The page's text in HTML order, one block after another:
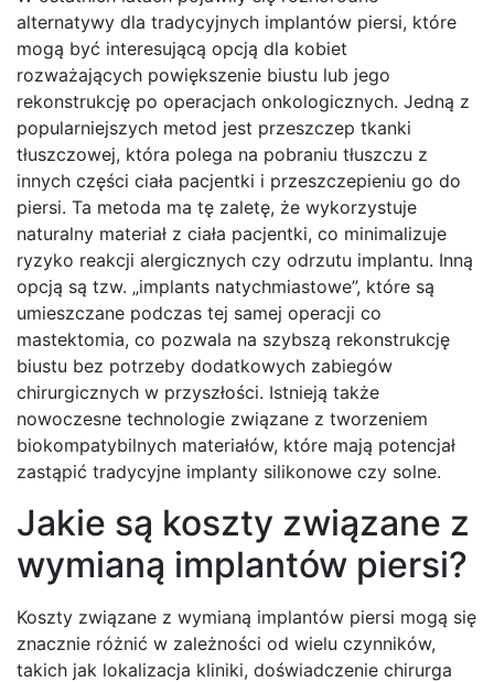
alternatywy dla tradycyjnych implantów piersi, które
mogą być interesującą opcją dla kobiet
rozważających powiększenie biustu lub jego
rekonstrukcję po operacjach onkologicznych. Jedną z
popularniejszych metod jest przeszczep tkanki
tłuszczowej, która polega na pobraniu tłuszczu z
innych części ciała pacjentki i przeszczepieniu go do
piersi. Ta metoda ma tę zaletę, że wykorzystuje
naturalny materiał z ciała pacjentki, co minimalizuje
ryzyko reakcji alergicznych czy odrzutu implantu. Inną
opcją są tzw. „implants natychmiastowe”, które są
umieszczane podczas tej samej operacji co
mastektomia, co pozwala na szybszą rekonstrukcję
biustu bez potrzeby dodatkowych zabiegów
chirurgicznych w przyszłości. Istnieją także
nowoczesne technologie związane z tworzeniem
biokompatybilnych materiałów, które mają potencjał
zastąpić tradycyjne implanty silikonowe czy solne.
Jakie są koszty związane z
wymianą implantów piersi?
Koszty związane z wymianą implantów piersi mogą się
znacznie różnić w zależności od wielu czynników,
takich jak lokalizacja kliniki, doświadczenie chirurga